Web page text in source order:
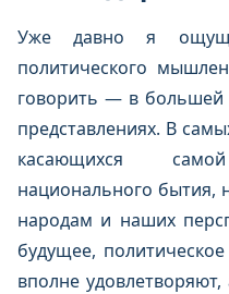
Уже давно я
политического
говорить — в
представлениях. В
касающихся
национального бытия,
народам и наших
будущее,
вполне